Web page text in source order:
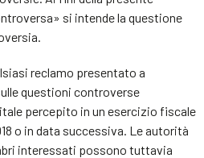
si intende la questione
reclamo presentato a
questioni controverse
percepito in un esercizio fiscale
o in data successiva. Le autorità
interessati possono tuttavia